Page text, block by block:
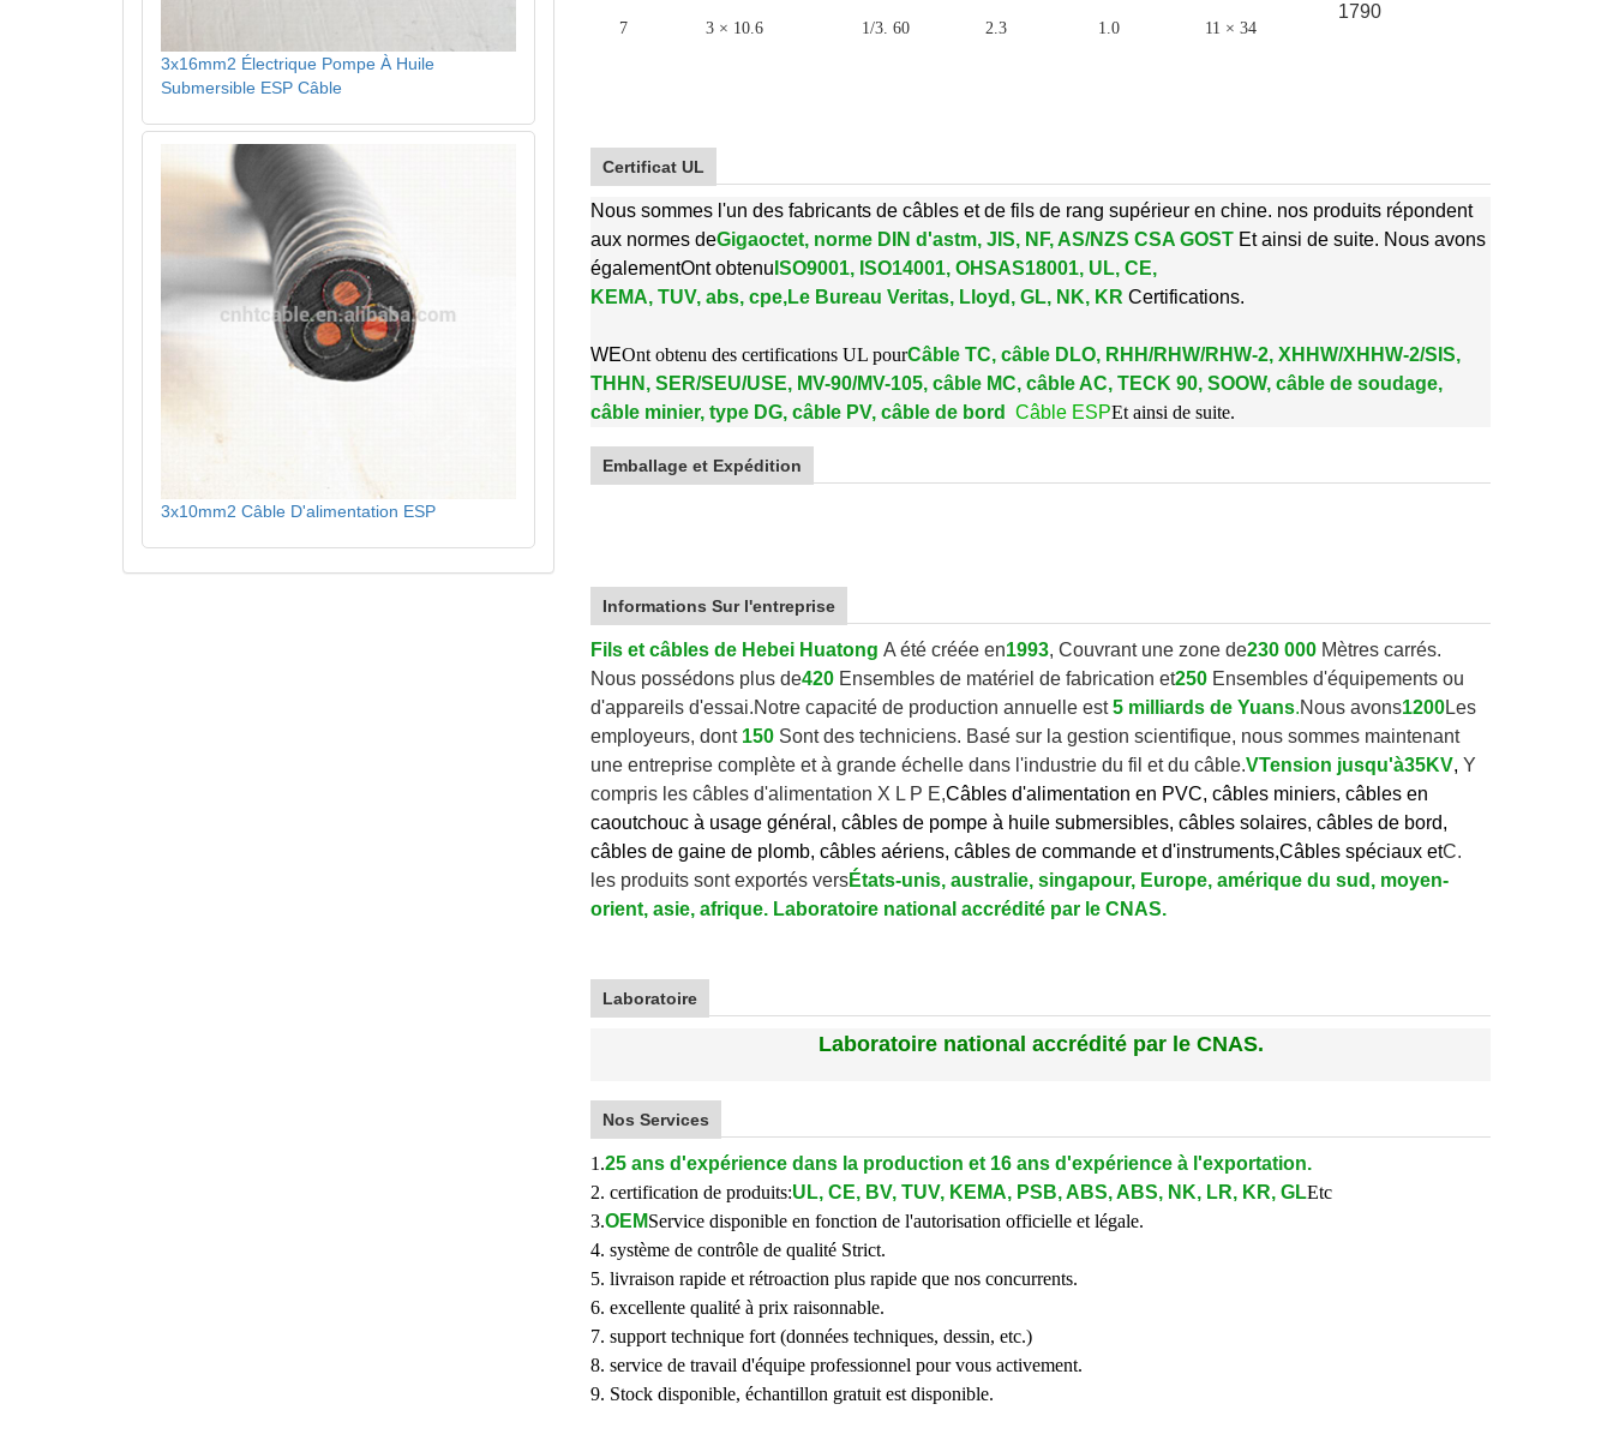
7 3 × 10.6 1/3. 60 2.3 1.0 11 × 34
1790
Certificat UL
Nous sommes l'un des fabricants de câbles et de fils de rang supérieur en chine. nos produits répondent
aux normes deGigaoctet, norme DIN d'astm, JIS, NF, AS/NZS CSA GOST Et ainsi de suite. Nous avons
égalementOnt obtenu ISO9001, ISO14001, OHSAS18001, UL, CE,
KEMA, TUV, abs, cpe,Le Bureau Veritas, Lloyd, GL, NK, KR Certifications.
WEOnt obtenu des certifications UL pourCâble TC, câble DLO, RHH/RHW/RHW-2, XHHW/XHHW-2/SIS,
THHN, SER/SEU/USE, MV-90/MV-105, câble MC, câble AC, TECK 90, SOOW, câble de soudage,
câble minier, type DG, câble PV, câble de bord
Câble ESPEt ainsi de suite.
Emballage et Expédition
Informations Sur l'entreprise
Fils et câbles de Hebei Huatong A été créée en1993, Couvrant une zone de230 000 Mètres carrés.
Nous possédons plus de420 Ensembles de matériel de fabrication et250 Ensembles d'équipements ou
d'appareils d'essai.Notre capacité de production annuelle est 5 milliards de Yuans.Nous avons1200Les
employeurs, dont 150 Sont des techniciens. Basé sur la gestion scientifique, nous sommes maintenant
une entreprise complète et à grande échelle dans l'industrie du fil et du câble.VTension jusqu'à35KV, Y
compris les câbles d'alimentation X L P E,Câbles d'alimentation en PVC, câbles miniers, câbles en
caoutchouc à usage général, câbles de pompe à huile submersibles, câbles solaires, câbles de bord,
câbles de gaine de plomb, câbles aériens, câbles de commande et d'instruments,Câbles spéciaux etC.
les produits sont exportés versÉtats-unis, australie, singapour, Europe, amérique du sud, moyen-
orient, asie, afrique. Laboratoire national accrédité par le CNAS.
Laboratoire
Laboratoire national accrédité par le CNAS.
Nos Services
1.25 ans d'expérience dans la production et 16 ans d'expérience à l'exportation.
2. certification de produits:UL, CE, BV, TUV, KEMA, PSB, ABS, ABS, NK, LR, KR, GLEtc
3.OEMService disponible en fonction de l'autorisation officielle et légale.
4. système de contrôle de qualité Strict.
5. livraison rapide et rétroaction plus rapide que nos concurrents.
6. excellente qualité à prix raisonnable.
7. support technique fort (données techniques, dessin, etc.)
8. service de travail d'équipe professionnel pour vous activement.
9. Stock disponible, échantillon gratuit est disponible.
3x16mm2 Électrique Pompe À Huile
Submersible ESP Câble
3x10mm2 Câble D'alimentation ESP